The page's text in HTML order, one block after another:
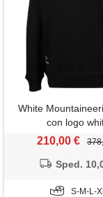
White
con logo
mountaineering x
210,00 €
Sped.
S-M-L-